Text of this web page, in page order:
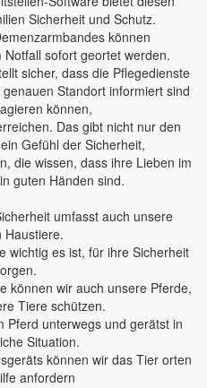
Sicherheit und Schutz.
können
sofort geortet werden.
sicher, dass die Pflegedienste
Standort informiert sind
können,
Das gibt nicht nur den
Gefühl der Sicherheit,
die wissen, dass ihre Lieben im
guten Händen sind.
umfasst auch unsere
Haustiere.
wichtig es ist, für ihre Sicherheit
können wir auch unsere Pferde,
Tiere schützen.
Pferd unterwegs und gerätst in
Situation.
können wir das Tier orten
anfordern